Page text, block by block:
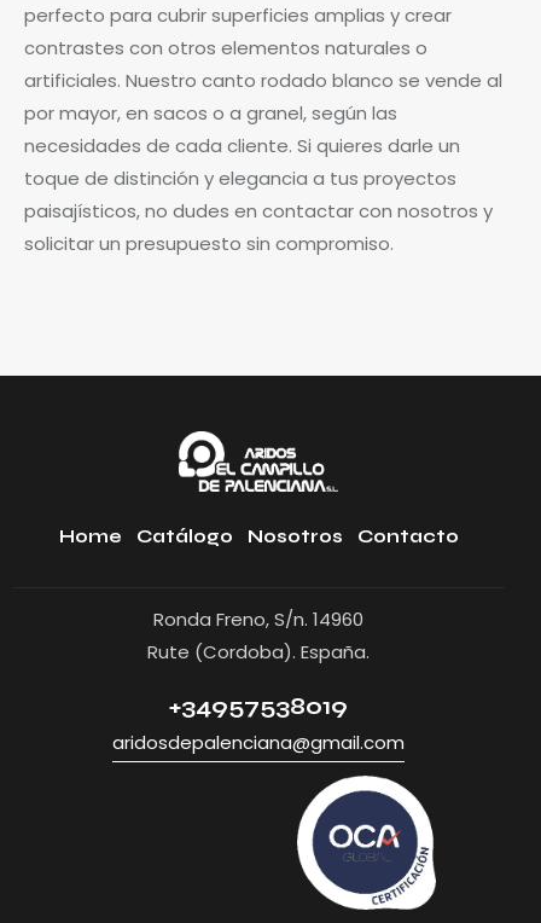
perfecto para cubrir superficies amplias y crear
contrastes con otros elementos naturales o
artificiales. Nuestro canto rodado blanco se vende al
por mayor, en sacos o a granel, según las
necesidades de cada cliente. Si quieres darle un
toque de distinción y elegancia a tus proyectos
paisajísticos, no dudes en contactar con nosotros y
solicitar un presupuesto sin compromiso.
Home Catálogo Nosotros Contacto
Ronda Freno, S/n. 14960
Rute (Cordoba). España.
+34957538019
aridosdepalenciana@gmail.com